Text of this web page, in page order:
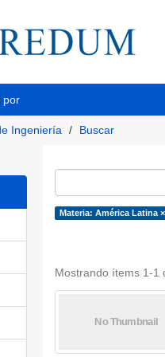
por
Ingeniería Buscar
Materia: América Latina ×
Mostrando ítems 1-1